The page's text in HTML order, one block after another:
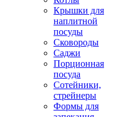
Крышки для
наплитной
посуды
Сковороды
Саджи
Порционная
посуда
Сотейники,
стрейнеры
Формы для